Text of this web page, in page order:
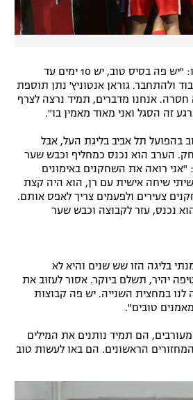
על הסגל והרכש אמר דגו: "יש פה בסיס טוב, יש 10 ימים עד
ולהתחבר. גוראן אנטוניץ' נתן תוספת
חסרה. אנחנו מדברים, תמיד נרצה לצרף
זה הסגל ואני מאוד מאמין בו".
בהפועל תל אביב בליגת העל, אבל
הערב הוא נכנס כמחליף וכבש שער
"אני רואה את השחקנים באימונים
שיחה אישית עם רן, הוא היה קצת
צעירים ולפעמים צריך לאפס אותם.
נכנס, עזר לקבוצה וכבש שער
בליגה הזו שש שנים והיא לא
יהיר, תשלם ביוקר. אסור לעזוב את
במחצית השנייה. יש פה קבוצות
טובים".
הם תמיד נותנים את המילים
הראשונים. הם באו לעשות טוב